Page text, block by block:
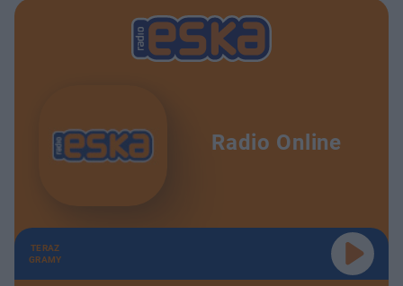
Radio Online
TERAZ
GRAMY